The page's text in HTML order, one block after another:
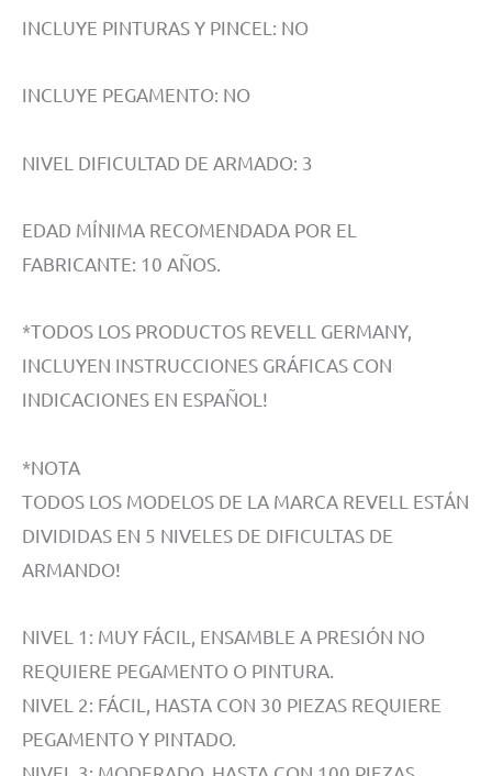
INCLUYE PINTURAS Y PINCEL: NO
INCLUYE PEGAMENTO: NO
NIVEL DIFICULTAD DE ARMADO: 3
EDAD MÍNIMA RECOMENDADA POR EL
FABRICANTE: 10 AÑOS.
*TODOS LOS PRODUCTOS REVELL GERMANY,
INCLUYEN INSTRUCCIONES GRÁFICAS CON
INDICACIONES EN ESPAÑOL!
*NOTA
TODOS LOS MODELOS DE LA MARCA REVELL ESTÁN
DIVIDIDAS EN 5 NIVELES DE DIFICULTAS DE
ARMANDO!
NIVEL 1: MUY FÁCIL, ENSAMBLE A PRESIÓN NO
REQUIERE PEGAMENTO O PINTURA.
NIVEL 2: FÁCIL, HASTA CON 30 PIEZAS REQUIERE
PEGAMENTO Y PINTADO.